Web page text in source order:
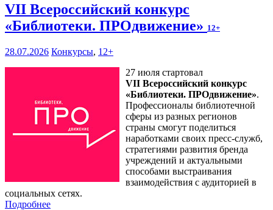
VII Всероссийский конкурс
«Библиотеки. ПРОдвижение» 12+
28.07.2026 Конкурсы, 12+
27 июля стартовал
VII Всероссийский конкурс
«Библиотеки. ПРОдвижение».
Профессионалы библиотечной
сферы из разных регионов
страны смогут поделиться
наработками своих пресс-служб,
стратегиями развития бренда
учреждений и актуальными
способами выстраивания
взаимодействия с аудиторией в
социальных сетях.
Подробнее